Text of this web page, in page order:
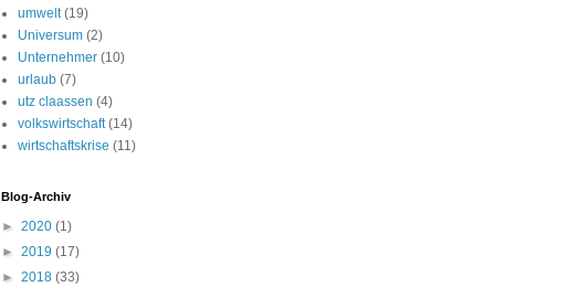
umwelt (19)
Universum (2)
Unternehmer (10)
urlaub (7)
utz claassen (4)
volkswirtschaft (14)
wirtschaftskrise (11)
Blog-Archiv
► 2020 (1)
► 2019 (17)
► 2018 (33)